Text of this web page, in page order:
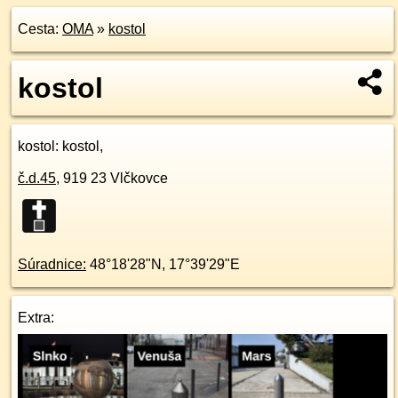
Cesta: OMA» kostol
kostol
kostol : kostol,
č.d.45, 919 23 Vlčkovce
Súradnice: 48°18'28"N , 17°39'29"E
Extra: